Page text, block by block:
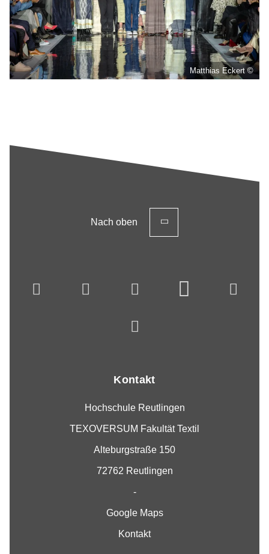
Matthias Eckert ©
Nach oben
Kontakt
Hochschule Reutlingen
TEXOVERSUM Fakultät Textil
Alteburgstraße 150
72762 Reutlingen
-
Google Maps
Kontakt